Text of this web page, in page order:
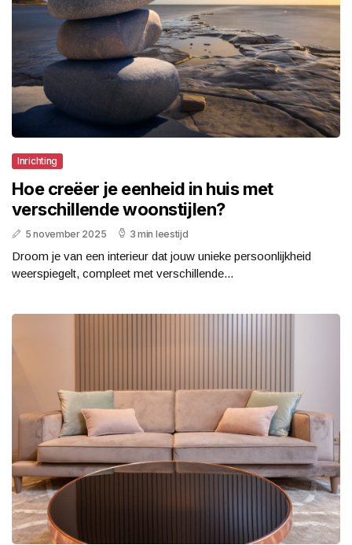
Inrichting
Hoe creëer je eenheid in huis met
verschillende woonstijlen?
5 november 2025 3 min leestijd
Droom je van een interieur dat jouw unieke persoonlijkheid
weerspiegelt, compleet met verschillende...